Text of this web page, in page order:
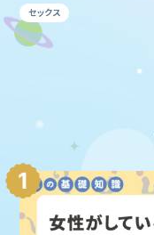
セックス